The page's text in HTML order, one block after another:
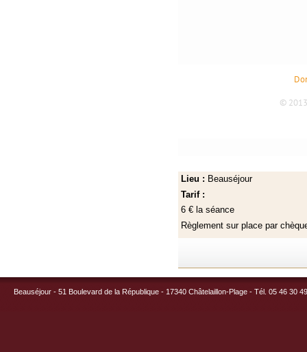
Lieu : Beauséjour
Tarif :
6 € la séance
Règlement sur place par
Beauséjour - 51 Boulevard de la République - 17340 Châtelaillon-Plage - Tél. 05 46 30